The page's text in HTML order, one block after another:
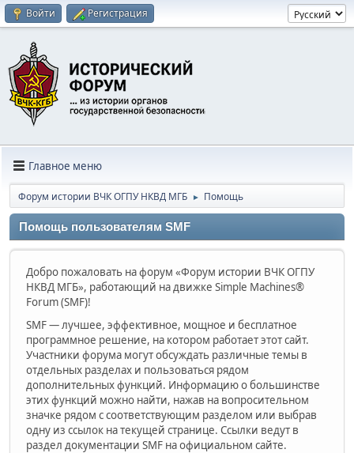
Войти Регистрация
Главное меню
Форум истории ВЧК ОГПУ НКВД МГБ ► Помощь
Помощь пользователям SMF
Добро пожаловать на форум «Форум истории ВЧК ОГПУ
НКВД МГБ», работающий на движке Simple Machines®
Forum (SMF)!
SMF — лучшее, эффективное, мощное и бесплатное
программное решение, на котором работает этот сайт.
Участники форума могут обсуждать различные темы в
отдельных разделах и пользоваться рядом
дополнительных функций. Информацию о большинстве
этих функций можно найти, нажав на вопросительном
значке рядом с соответствующим разделом или выбрав
одну из ссылок на текущей странице. Ссылки ведут в
раздел документации SMF на официальном сайте.